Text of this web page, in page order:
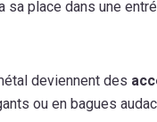
place dans une
deviennent des
ou en bagues